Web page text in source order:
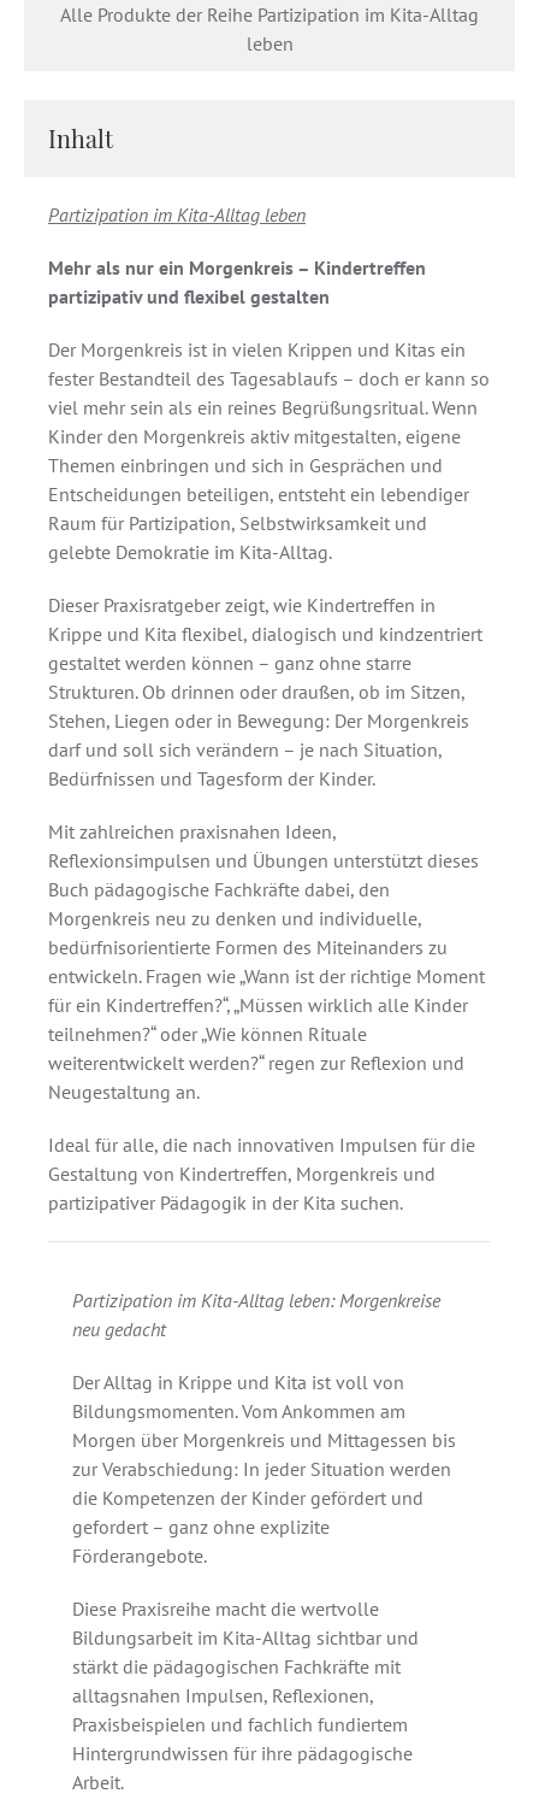
Alle Produkte der Reihe Partizipation im Kita-Alltag
leben
Inhalt
Partizipation im Kita-Alltag leben
Mehr als nur ein Morgenkreis – Kindertreffen
partizipativ und flexibel gestalten
Der Morgenkreis ist in vielen Krippen und Kitas ein
fester Bestandteil des Tagesablaufs – doch er kann so
viel mehr sein als ein reines Begrüßungsritual. Wenn
Kinder den Morgenkreis aktiv mitgestalten, eigene
Themen einbringen und sich in Gesprächen und
Entscheidungen beteiligen, entsteht ein lebendiger
Raum für Partizipation, Selbstwirksamkeit und
gelebte Demokratie im Kita-Alltag.
Dieser Praxisratgeber zeigt, wie Kindertreffen in
Krippe und Kita flexibel, dialogisch und kindzentriert
gestaltet werden können – ganz ohne starre
Strukturen. Ob drinnen oder draußen, ob im Sitzen,
Stehen, Liegen oder in Bewegung: Der Morgenkreis
darf und soll sich verändern – je nach Situation,
Bedürfnissen und Tagesform der Kinder.
Mit zahlreichen praxisnahen Ideen,
Reflexionsimpulsen und Übungen unterstützt dieses
Buch pädagogische Fachkräfte dabei, den
Morgenkreis neu zu denken und individuelle,
bedürfnisorientierte Formen des Miteinanders zu
entwickeln. Fragen wie „Wann ist der richtige Moment
für ein Kindertreffen?“, „Müssen wirklich alle Kinder
teilnehmen?“ oder „Wie können Rituale
weiterentwickelt werden?“ regen zur Reflexion und
Neugestaltung an.
Ideal für alle, die nach innovativen Impulsen für die
Gestaltung von Kindertreffen, Morgenkreis und
partizipativer Pädagogik in der Kita suchen.
Partizipation im Kita-Alltag leben: Morgenkreise
neu gedacht
Der Alltag in Krippe und Kita ist voll von
Bildungsmomenten. Vom Ankommen am
Morgen über Morgenkreis und Mittagessen bis
zur Verabschiedung: In jeder Situation werden
die Kompetenzen der Kinder gefördert und
gefordert – ganz ohne explizite
Förderangebote.
Diese Praxisreihe macht die wertvolle
Bildungsarbeit im Kita-Alltag sichtbar und
stärkt die pädagogischen Fachkräfte mit
alltagsnahen Impulsen, Reflexionen,
Praxisbeispielen und fachlich fundiertem
Hintergrundwissen für ihre pädagogische
Arbeit.